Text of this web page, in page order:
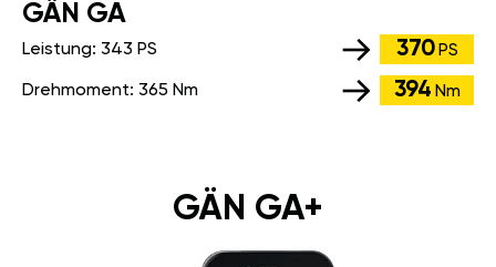
GÄN GA
Leistung: 343 PS 370 PS
Drehmoment: 365 Nm 394 Nm
GÄN GA+